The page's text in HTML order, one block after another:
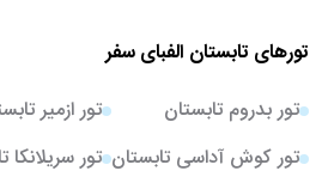
تورهای تابستان الفبای سفر
تور بدروم تابستان
تور کوش آداسی تابستان
تور ازمیر
تور سریلانکا